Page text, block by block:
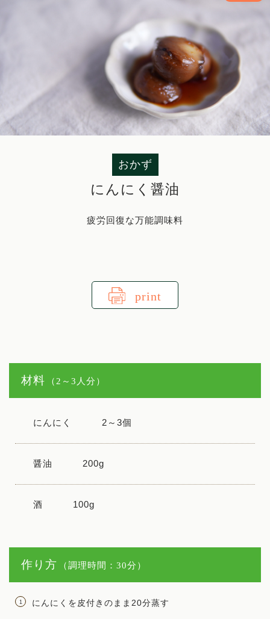
おかず
にんにく醤油
疲労回復な万能調味料
print
材料 （2～3人分）
にんにく 2～3個
醤油 200g
酒 100g
作り方 （調理時間：30分）
にんにくを皮付きのまま20分蒸す